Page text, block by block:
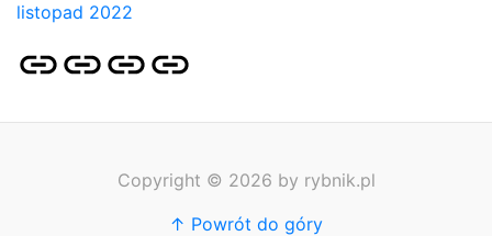
listopad 2022
Strona
główna
Pozycjonowanie
Stron
SKLEP
SEO
BLOG
Copyright © 2026 by rybnik.pl
↑ Powrót do góry